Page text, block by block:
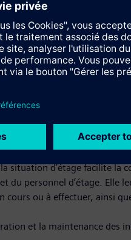
le confort de sa
au wifi).
par la
la gestion des activités
et d’applications
exemple les check-in
de conférence ou les
d’étage facilite la
du personnel d’étage. Elle
ou à effectuer, ainsi
et la maintenance des